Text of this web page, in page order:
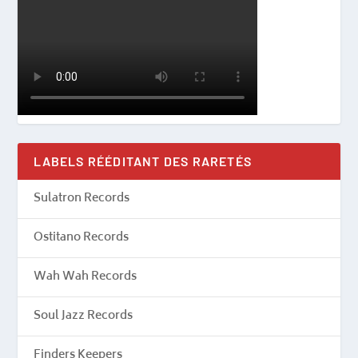
LABELS RÉÉDITANT DES RARETÉS
Sulatron Records
Ostitano Records
Wah Wah Records
Soul Jazz Records